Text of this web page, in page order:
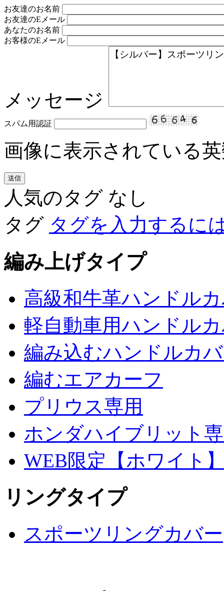
お友達のお名前
お友達のEメール
あなたのお名前
お客様のEメール
メッセージ
スパム用認証
画像に表示されている
人気のタグ なし
タグ タグを入力するに
編み上げタイプ
高級和牛革ハンドル
軽自動車用ハンドル
編み込むハンドルカ
編むエアカーフ
プリウス専用
ホンダハイブリット
WEB限定【ホワイト
リングタイプ
スポーツリングカバー